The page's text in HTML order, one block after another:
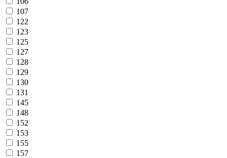
107
122
123
125
127
128
129
130
131
145
148
152
153
155
157